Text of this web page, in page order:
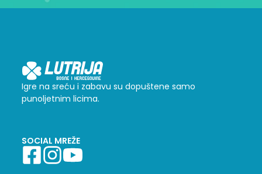
Igre na sreću i zabavu su dopuštene samo
punoljetnim licima.
SOCIAL MREŽE